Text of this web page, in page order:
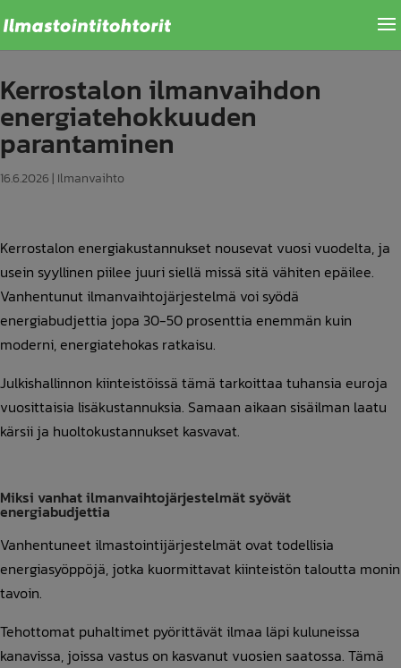
Kerrostalon ilmanvaihdon
energiatehokkuuden
parantaminen
16.6.2026 | Ilmanvaihto
Kerrostalon energiakustannukset nousevat vuosi vuodelta, ja
usein syyllinen piilee juuri siellä missä sitä vähiten epäilee.
Vanhentunut ilmanvaihtojärjestelmä voi syödä
energiabudjettia jopa 30-50 prosenttia enemmän kuin
moderni, energiatehokas ratkaisu.
Julkishallinnon kiinteistöissä tämä tarkoittaa tuhansia euroja
vuosittaisia lisäkustannuksia. Samaan aikaan sisäilman laatu
kärsii ja huoltokustannukset kasvavat.
Miksi vanhat ilmanvaihtojärjestelmät syövät
energiabudjettia
Vanhentuneet ilmastointijärjestelmät ovat todellisia
energiasyöppöjä, jotka kuormittavat kiinteistön taloutta monin
tavoin.
Tehottomat puhaltimet pyörittävät ilmaa läpi kuluneissa
kanavissa, joissa vastus on kasvanut vuosien saatossa. Tämä